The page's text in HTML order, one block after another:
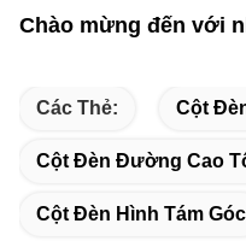
Chào mừng đến với
Các Thẻ: Cột
Cột Đèn Đường Cao
Cột Đèn Hình Tám Góc